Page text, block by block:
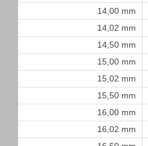
14,00 mm
14,02 mm
14,50 mm
15,00 mm
15,02 mm
15,50 mm
16,00 mm
16,02 mm